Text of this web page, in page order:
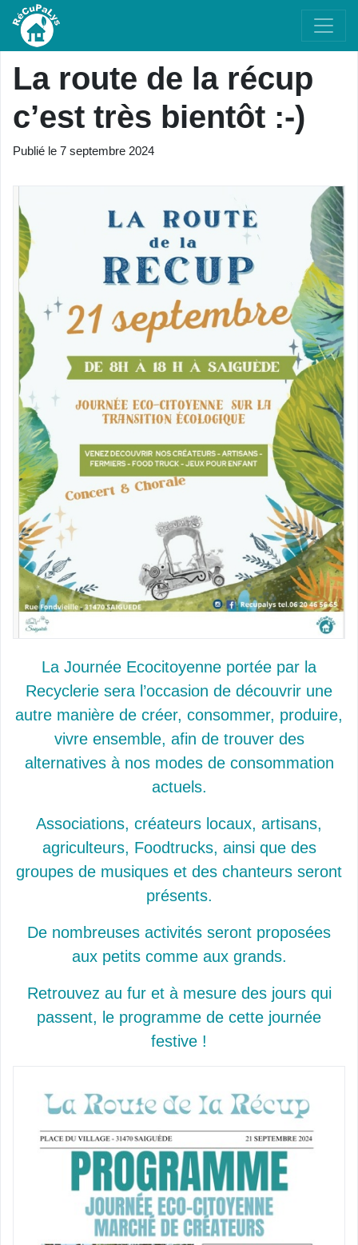
La route de la récup
c’est très bientôt :-)
Publié le 7 septembre 2024
La Journée Ecocitoyenne portée par la
Recyclerie sera l’occasion de découvrir une
autre manière de créer, consommer, produire,
vivre ensemble, afin de trouver des
alternatives à nos modes de consommation
actuels.
Associations, créateurs locaux, artisans,
agriculteurs, Foodtrucks, ainsi que des
groupes de musiques et des chanteurs seront
présents.
De nombreuses activités seront proposées
aux petits comme aux grands.
Retrouvez au fur et à mesure des jours qui
passent, le programme de cette journée
festive !